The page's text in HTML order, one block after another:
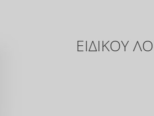
ΕΙΔΙΚΟΥ